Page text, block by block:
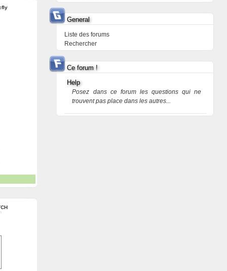
General
Liste des forums
Rechercher
Ce forum !
Help
Posez dans ce forum les questions qui ne
trouvent pas place dans les autres...